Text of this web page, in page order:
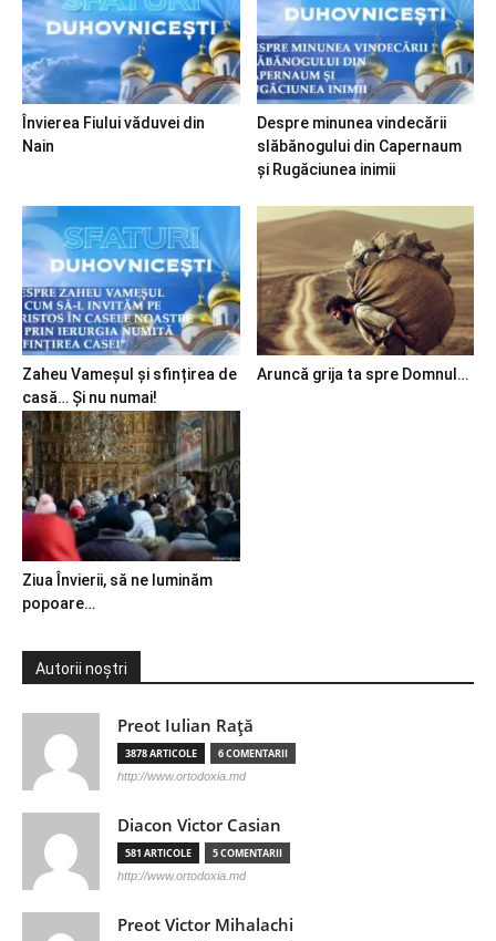
Învierea Fiului văduvei din
Nain
Despre minunea vindecării
slăbănogului din Capernaum
și Rugăciunea inimii
Zaheu Vameșul și sfințirea de
casă… Și nu numai!
Aruncă grija ta spre Domnul…
Ziua Învierii, să ne luminăm
popoare…
Autorii noștri
Preot Iulian Raţă
3878 ARTICOLE 6 COMENTARII
http://www.ortodoxia.md
Diacon Victor Casian
581 ARTICOLE 5 COMENTARII
http://www.ortodoxia.md
Preot Victor Mihalachi